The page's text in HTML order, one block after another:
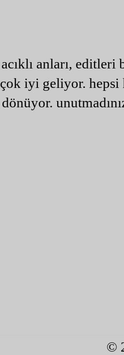
anları, editleri
iyi geliyor.
dönüyor.
©